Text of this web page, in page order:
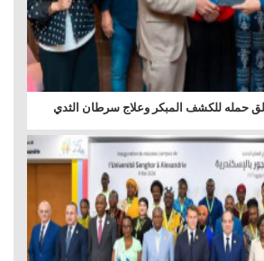
حمله للكشف المبكر وعلاج سرطان الثدي